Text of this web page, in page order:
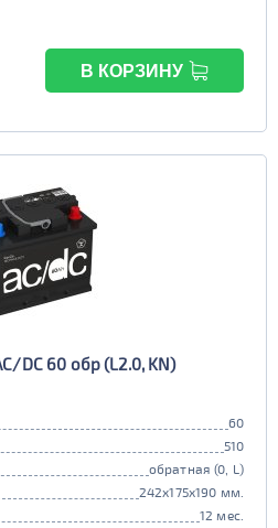
В КОРЗИНУ
DC 60 обр (L2.0, KN)
60
510
обратная (0, L)
242x175x190 мм.
12 мес.